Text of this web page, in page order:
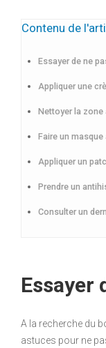
Contenu de
Essayer de ne
Appliquer une
Nettoyer la zone
Faire un masque
Appliquer un
Prendre un
Consulter un
Essayer
A la recherche du
astuces pour ne